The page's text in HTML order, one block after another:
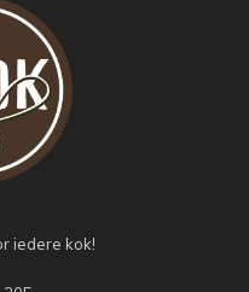
iedere kok!